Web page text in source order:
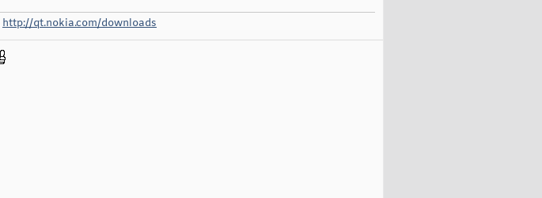
http://qt.nokia.com/downloads